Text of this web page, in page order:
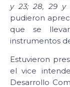
y 23; 28, 29 y
pudieron
que se
instrumentos
Estuvieron
el vice
Desarrollo